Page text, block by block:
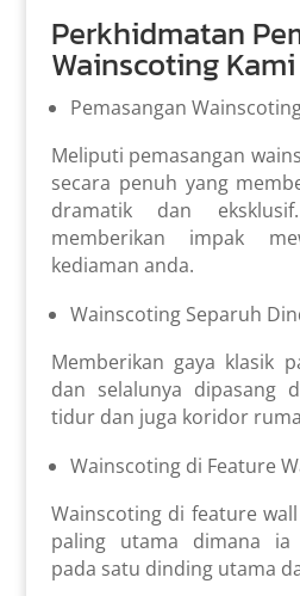
Perkhidmatan
Wainscoting Kami
Pemasangan
Meliputi pemasangan
secara penuh yang
dramatik dan
memberikan impak
kediaman anda.
Wainscoting Separuh
Memberikan gaya klasik
dan selalunya dipasang
tidur dan juga koridor
Wainscoting di Feature
Wainscoting di feature
paling utama dimana ia
pada satu dinding utama